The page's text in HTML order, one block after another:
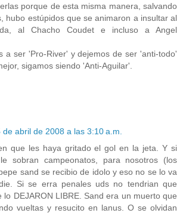
porque de esta misma manera, salvando
hubo estúpidos que se animaron a insultar al
al Chacho Coudet e incluso a Angel
a ser 'Pro-River' y dejemos de ser 'anti-todo'
sigamos siendo 'Anti-Aguilar'.
de abril de 2008 a las 3:10 a.m.
que les haya gritado el gol en la jeta. Y si
sobran campeonatos, para nosotros (los
sand se recibio de idolo y eso no se lo va
Si se erra penales uds no tendrian que
lo DEJARON LIBRE. Sand era un muerto que
vueltas y resucito en lanus. O se olvidan